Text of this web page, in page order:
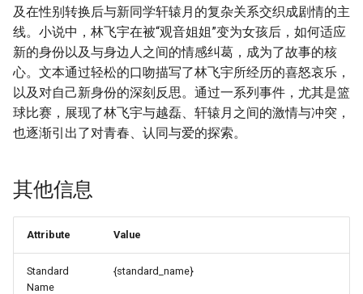
及在性别转换后与新同学轩辕月的复杂关系交织成剧情的主
线。小说中，林飞宇在被“观音姐姐”变为女孩后，如何适应
新的身份以及与身边人之间的情感纠葛，成为了故事的核
心。文本通过轻松的口吻描写了林飞宇所经历的喜怒哀乐，
以及对自己新身份的深刻反思。通过一系列事件，尤其是篮
球比赛，展现了林飞宇与越磊、轩辕月之间的激情与冲突，
也逐渐引出了对青春、认同与爱的探索。
其他信息
Attribute Value
Standard
Name
{standard_name}